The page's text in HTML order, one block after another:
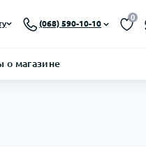
(068) 590-10-10
0
о магазине